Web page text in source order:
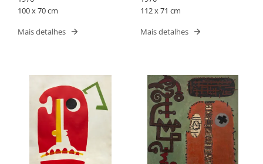
100 x 70 cm
Mais detalhes
112 x 71 cm
Mais detalhes